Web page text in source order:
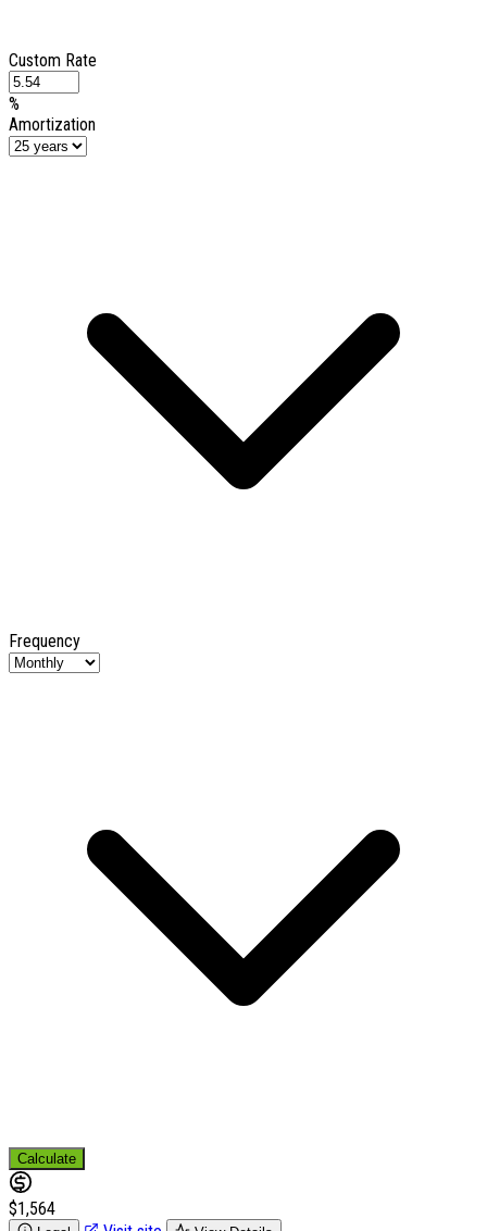
Custom Rate
%
Amortization
Frequency
Calculate
$1,564